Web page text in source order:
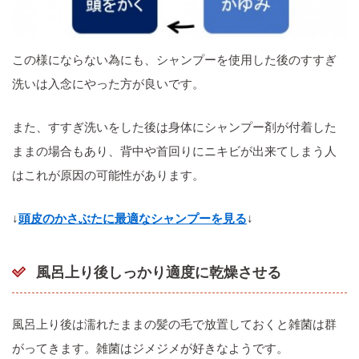
この様にならない為にも、シャンプーを使用した後のすすぎ
洗いは入念にやった方が良いです。
また、すすぎ洗いをした後は身体にシャンプー剤が付着した
ままの場合もあり、背中や首回りにニキビが出来てしまう人
はこれが原因の可能性があります。
↓頭皮のかさぶたに最適なシャンプーを見る↓
風呂上り後しっかり適度に乾燥させる
風呂上り後は濡れたままの髪の毛で放置しておくと雑菌は群
がってきます。雑菌はジメジメが好きなようです。